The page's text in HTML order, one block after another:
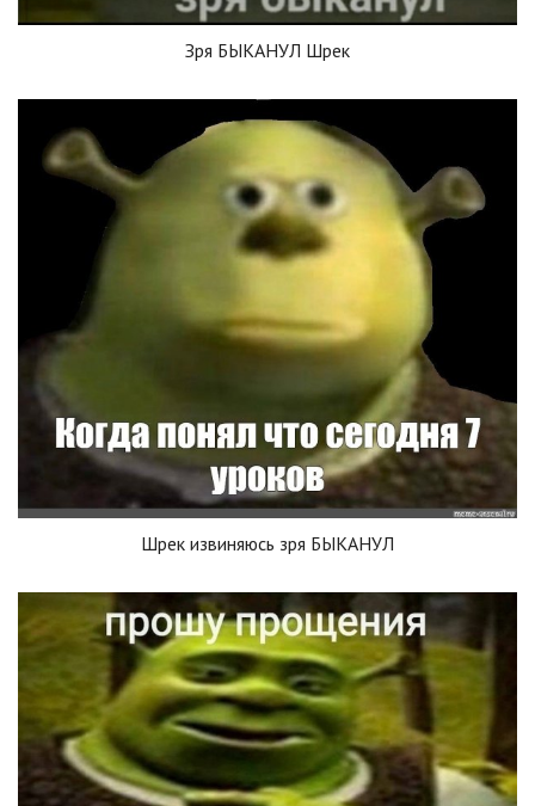
Зря БЫКАНУЛ Шрек
Шрек извиняюсь зря БЫКАНУЛ